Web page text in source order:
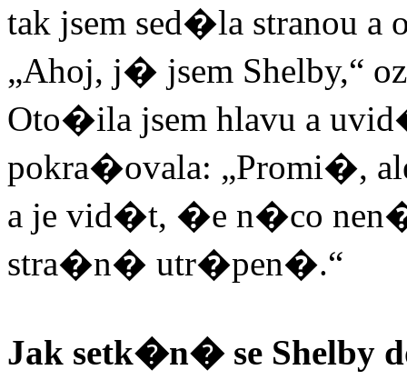
tak jsem sed�la stranou
„Ahoj, j� jsem Shelby,“
Oto�ila jsem hlavu a
pokra�ovala: „Promi�,
a je vid�t, �e n�co
stra�n� utr�pen�.“
Jak setk�n� se